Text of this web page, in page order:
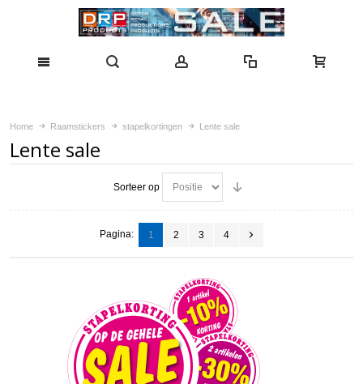
Home Raamstickers stapelkortingen Lente sale
Lente sale
Sorteer op
Pagina: 1 2 3 4